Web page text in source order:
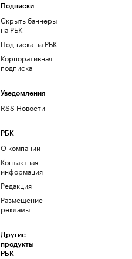
Подписки
Скрыть баннеры
на РБК
Подписка на РБК
Корпоративная
подписка
Уведомления
RSS Новости
РБК
О компании
Контактная
информация
Редакция
Размещение
рекламы
Другие
продукты
РБК